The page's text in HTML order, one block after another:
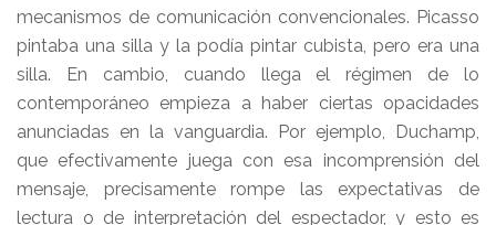
mecanismos de comunicación convencionales. Picasso
pintaba una silla y la podía pintar cubista, pero era una
silla. En cambio, cuando llega el régimen de lo
contemporáneo empieza a haber ciertas opacidades
anunciadas en la vanguardia. Por ejemplo, Duchamp,
que efectivamente juega con esa incomprensión del
mensaje, precisamente rompe las expectativas de
lectura o de interpretación del espectador, y esto es